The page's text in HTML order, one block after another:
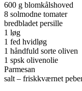
600 g blomkålshoved
8 solmodne tomater
bredbladet persille
1 løg
1 fed hvidløg
1 håndfuld sorte oliven
1 spsk olivenolie
Parmesan
salt – friskkværnet